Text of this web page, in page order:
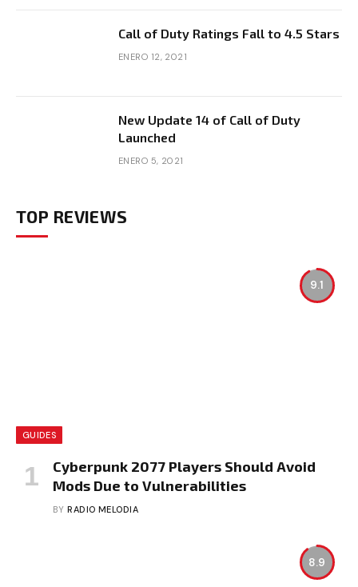
Call of Duty Ratings Fall to 4.5 Stars
ENERO 12, 2021
New Update 14 of Call of Duty
Launched
ENERO 5, 2021
TOP REVIEWS
9.1
GUIDES
Cyberpunk 2077 Players Should Avoid
Mods Due to Vulnerabilities
BY RADIO MELODIA
8.9